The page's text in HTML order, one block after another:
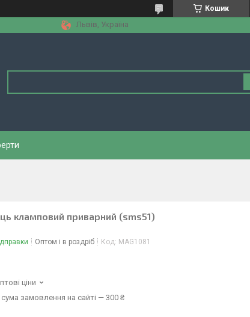
Кошик
Львів, Україна
кламповий приварний (sms51)
Оптом і в роздріб Код: MAG1081
ціни
замовлення на сайті — 300 ₴